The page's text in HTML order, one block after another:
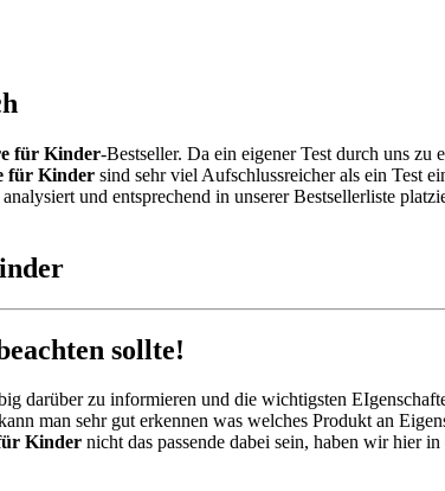
für Kinder-Bestseller. Da ein eigener Test durch uns
für Kinder sind sehr viel Aufschlussreicher als ein Test
und entsprechend in unserer Bestsellerliste
sollte!
darüber zu informieren und die wichtigsten
man sehr gut erkennen was welches Produkt an
Kinder nicht das passende dabei sein, haben wir hier